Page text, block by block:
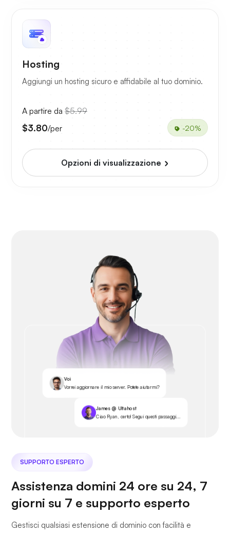
Hosting
Aggiungi un hosting sicuro e affidabile al tuo dominio.
A partire da $5.99
$3.80/per -20%
Opzioni di visualizzazione
Voi
Vorrei aggiornare il mio server. Potete aiutarmi?
James @ Ultahost
Ciao Ryan, certo! Segui questi passaggi...
SUPPORTO ESPERTO
Assistenza domini 24 ore su 24, 7
giorni su 7 e supporto esperto
Gestisci qualsiasi estensione di dominio con facilità e